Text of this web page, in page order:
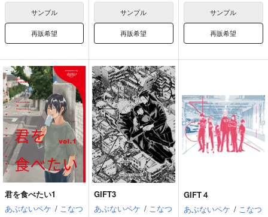
サンプル
再販希望
サンプル
再販希望
サンプル
再販希望
君を食べたい1
あぶないペケ / こなつ
GIFT3
あぶないペケ / こなつ
GIFT４
あぶないペケ / こなつ